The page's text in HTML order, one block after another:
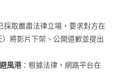
採取嚴肅法律立場，要求對方在
將影片下架、公開道歉並提出
風港：根據法律，網路平台在